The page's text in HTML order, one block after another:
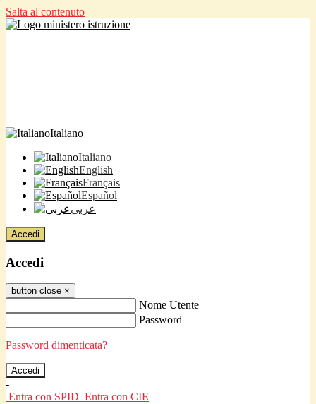
Salta al contenuto
Italiano
Italiano
English
Français
Español
عربى
Accedi
Accedi
button close ×
Nome Utente
Password
Password dimenticata?
-
Entra con SPID Entra con CIE